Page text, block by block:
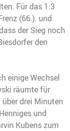
Für das 1:3
(66.). und
der Sieg noch
den
einige Wechsel
räumte für
drei Minuten
und
Kubens zum